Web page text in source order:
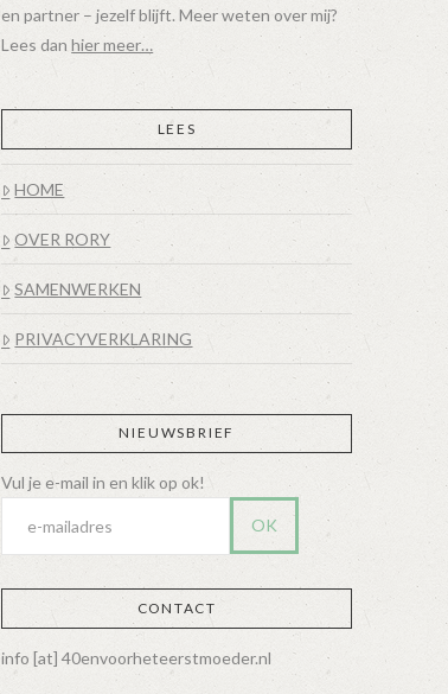
en partner – jezelf blijft. Meer weten over mij?
Lees danhier meer…
LEES
HOME
OVER RORY
SAMENWERKEN
PRIVACYVERKLARING
NIEUWSBRIEF
CONTACT
info [at] 40envoorheteerstmoeder.nl